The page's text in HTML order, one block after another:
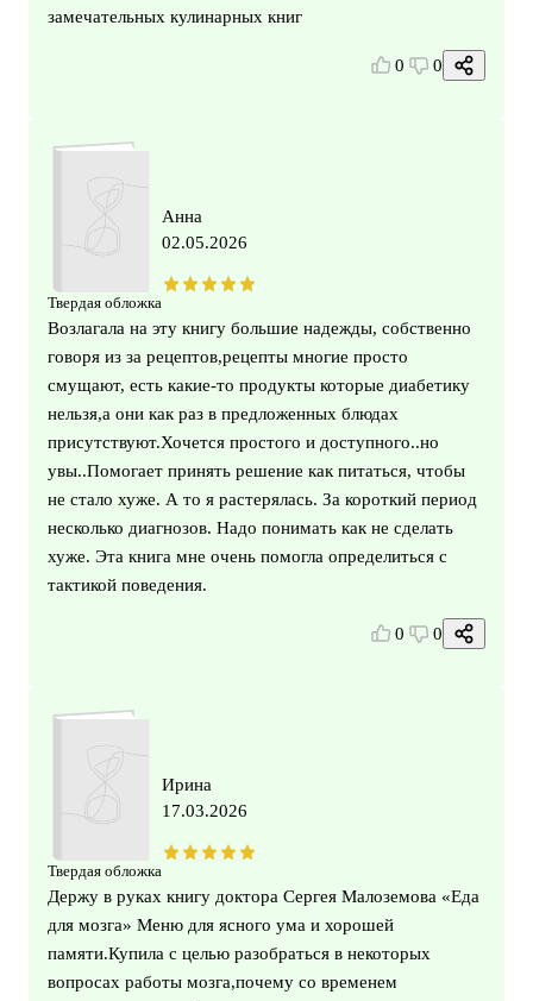
замечательных кулинарных книг
0 0
Твердая обложка
Анна
02.05.2026
Возлагала на эту книгу большие надежды, собственно
говоря из за рецептов,рецепты многие просто
смущают, есть какие-то продукты которые диабетику
нельзя,а они как раз в предложенных блюдах
присутствуют.Хочется простого и доступного..но
увы..Помогает принять решение как питаться, чтобы
не стало хуже. А то я растерялась. За короткий период
несколько диагнозов. Надо понимать как не сделать
хуже. Эта книга мне очень помогла определиться с
тактикой поведения.
0 0
Твердая обложка
Ирина
17.03.2026
Держу в руках книгу доктора Сергея Малоземова «Еда
для мозга» Меню для ясного ума и хорошей
памяти.Купила с целью разобраться в некоторых
вопросах работы мозга,почему со временем